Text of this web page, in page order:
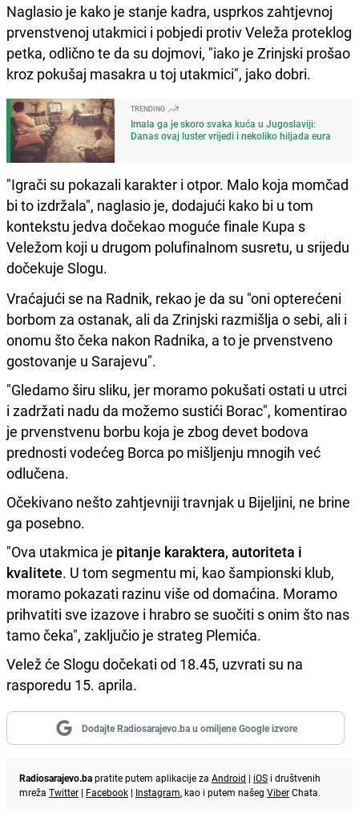
Naglasio je kako je stanje kadra, usprkos zahtjevnoj
prvenstvenoj utakmici i pobjedi protiv Veleža proteklog
petka, odlično te da su dojmovi, "iako je Zrinjski prošao
kroz pokušaj masakra u toj utakmici", jako dobri.
TRENDING
Imala ga je skoro svaka kuća u Jugoslaviji:
Danas ovaj luster vrijedi i nekoliko hiljada eura
"Igrači su pokazali karakter i otpor. Malo koja momčad
bi to izdržala", naglasio je, dodajući kako bi u tom
kontekstu jedva dočekao moguće finale Kupa s
Veležom koji u drugom polufinalnom susretu, u srijedu
dočekuje Slogu.
Vraćajući se na Radnik, rekao je da su "oni opterećeni
borbom za ostanak, ali da Zrinjski razmišlja o sebi, ali i
onomu što čeka nakon Radnika, a to je prvenstveno
gostovanje u Sarajevu".
"Gledamo širu sliku, jer moramo pokušati ostati u utrci
i zadržati nadu da možemo sustići Borac", komentirao
je prvenstvenu borbu koja je zbog devet bodova
prednosti vodećeg Borca po mišljenju mnogih već
odlučena.
Očekivano nešto zahtjevniji travnjak u Bijeljini, ne brine
ga posebno.
"Ova utakmica je pitanje karaktera, autoriteta i
kvalitete. U tom segmentu mi, kao šampionski klub,
moramo pokazati razinu više od domaćina. Moramo
prihvatiti sve izazove i hrabro se suočiti s onim što nas
tamo čeka", zaključio je strateg Plemića.
Velež će Slogu dočekati od 18.45, uzvrati su na
rasporedu 15. aprila.
Dodajte Radiosarajevo.ba u omiljene Google izvore
Radiosarajevo.bapratite putem aplikacije za Android | iOS i društvenih
mreža Twitter | Facebook | Instagram, kao i putem našeg ViberChata.